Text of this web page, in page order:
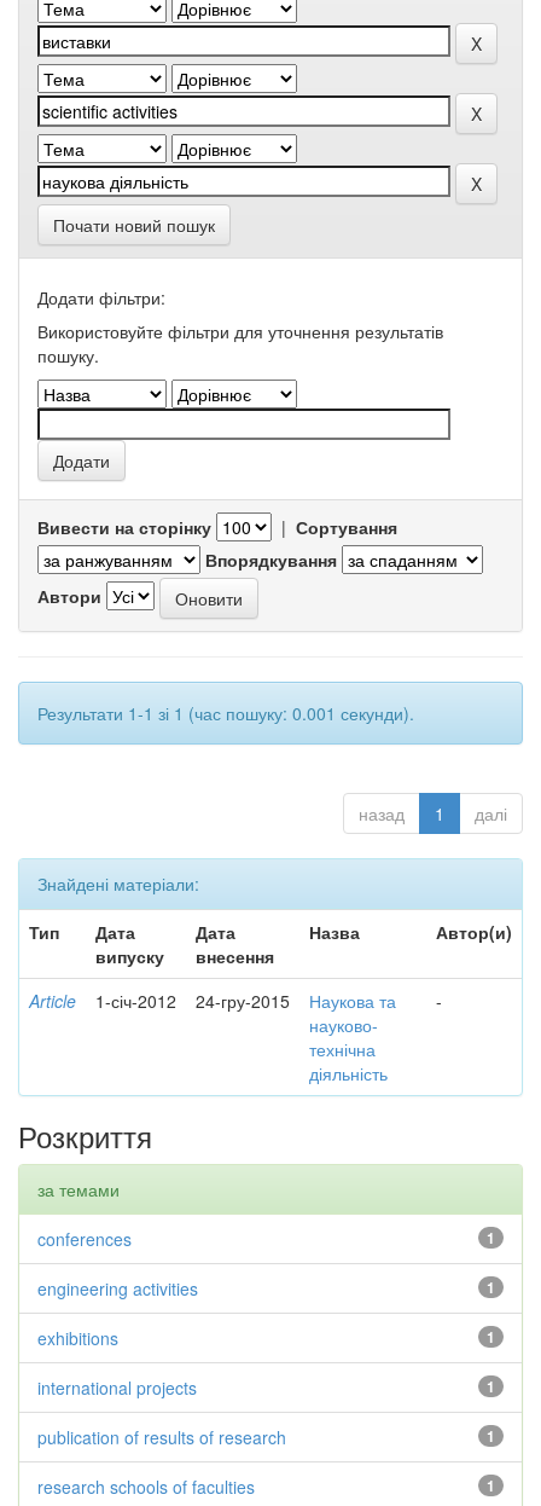
Почати новий пошук
Додати фільтри:
Використовуйте фільтри для уточнення результатів
пошуку.
Вивести на сторінку | Сортування
Впорядкування
Автори
Результати 1-1 зі 1 (час пошуку: 0.001 секунди).
назад 1 далі
Знайдені матеріали:
Тип
Дата
випуску
Дата
внесення
Назва Автор(и)
Article 1-січ-2012 24-гру-2015
Наукова та
науково-
технічна
діяльність
-
Розкриття
за темами
1
conferences
1
engineering activities
1
exhibitions
1
international projects
1
publication of results of research
1
research schools of faculties